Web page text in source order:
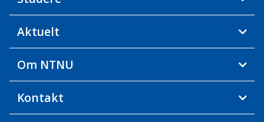
Aktuelt
Om NTNU
Kontakt